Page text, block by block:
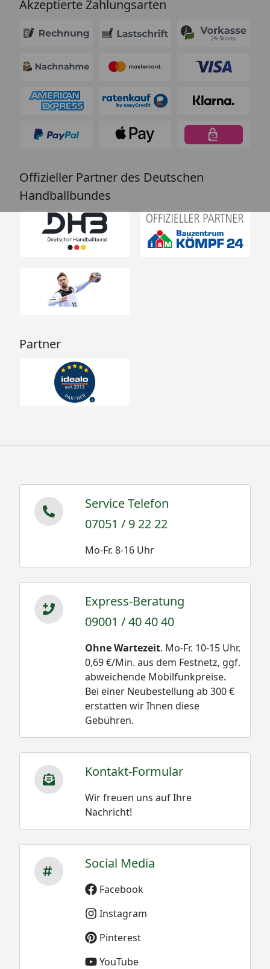
Akzeptierte Zahlungsarten
Offizieller Partner des Deutschen
Handballbundes
Partner
Service Telefon
07051 / 9 22 22
Mo-Fr. 8-16 Uhr
Express-Beratung
09001 / 40 40 40
Ohne Wartezeit. Mo-Fr. 10-15 Uhr.
0,69 €/Min. aus dem Festnetz, ggf.
abweichende Mobilfunkpreise.
Bei einer Neubestellung ab 300 €
erstatten wir Ihnen diese
Gebühren.
Kontakt-Formular
Wir freuen uns auf Ihre
Nachricht!
Social Media
Facebook
Instagram
Pinterest
YouTube